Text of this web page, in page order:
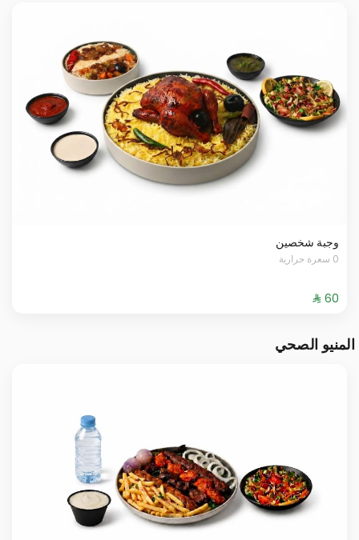
وجبة شخصين
0 سعرة حرارية
المنيو الصحي